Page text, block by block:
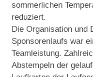
sommerlichen
reduziert.
Die Organisation und
Sponsorenlaufs war
Teamleistung.
Abstempeln der